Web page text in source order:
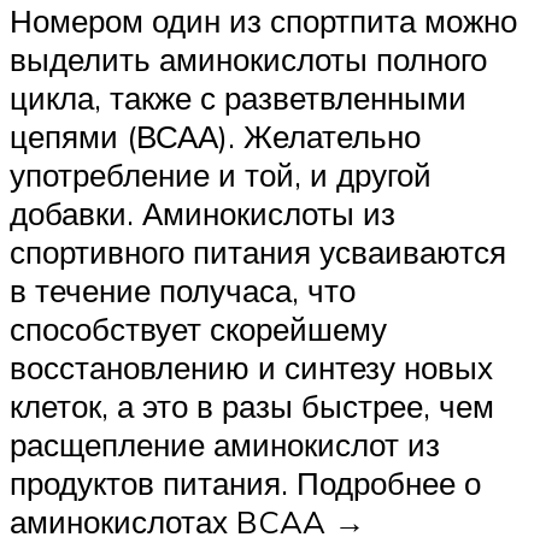
Номером один из спортпита можно
выделить аминокислоты полного
цикла, также с разветвленными
цепями (ВСАА). Желательно
употребление и той, и другой
добавки. Аминокислоты из
спортивного питания усваиваются
в течение получаса, что
способствует скорейшему
восстановлению и синтезу новых
клеток, а это в разы быстрее, чем
расщепление аминокислот из
продуктов питания. Подробнее о
аминокислотах BCAA →